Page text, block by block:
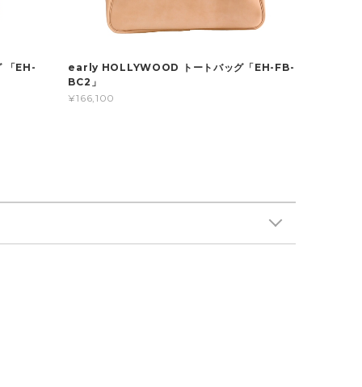
「EH-
early HOLLYWOOD トートバッグ「EH-FB-
BC2」
¥166,100